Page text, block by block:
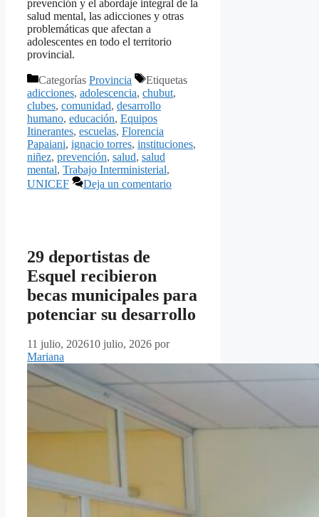
prevención y el abordaje integral de la
salud mental, las adicciones y otras
problemáticas que afectan a
adolescentes en todo el territorio
provincial.
Categorías Provincia
Etiquetas
adicciones, adolescencia, chubut,
clubes, comunidad, desarrollo
humano, educación, Equipos
Itinerantes, escuelas, Florencia
Papaiani, ignacio torres, instituciones,
niñez, prevención, salud, salud
mental, Trabajo Interministerial,
UNICEF
Deja un comentario
29 deportistas de
Esquel recibieron
becas municipales para
potenciar su desarrollo
11 julio, 202610 julio, 2026 por
Mariana